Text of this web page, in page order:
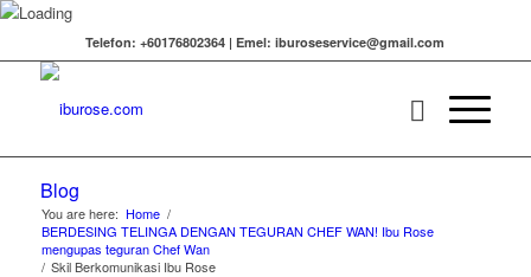
Telefon: +60176802364 | Emel: iburoseservice@gmail.com
Blog
You are here: Home /
BERDESING TELINGA DENGAN TEGURAN CHEF WAN! Ibu Rose
mengupas teguran Chef Wan
/ Skil Berkomunikasi Ibu Rose